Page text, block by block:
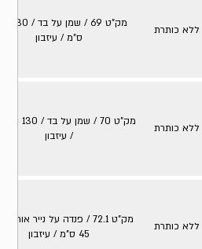
ללא כותרת
ס"מ / עיזבון
ללא כותרת
/ עיזבון
ללא כותרת
45 ס"מ / עיזבון